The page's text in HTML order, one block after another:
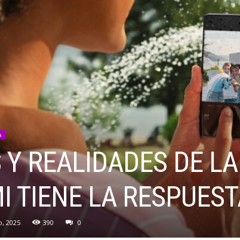
REALIDADES DE
TIENE LA
2025 390 0